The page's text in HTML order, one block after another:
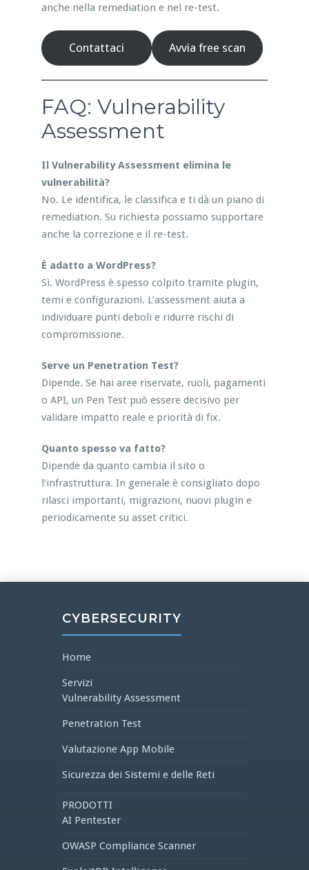
anche nella remediation e nel re-test.
Contattaci Avvia free scan
FAQ: Vulnerability
Assessment
Il Vulnerability Assessment elimina le
vulnerabilità?
No. Le identifica, le classifica e ti dà un piano di
remediation. Su richiesta possiamo supportare
anche la correzione e il re-test.
È adatto a WordPress?
Sì. WordPress è spesso colpito tramite plugin,
temi e configurazioni. L’assessment aiuta a
individuare punti deboli e ridurre rischi di
compromissione.
Serve un Penetration Test?
Dipende. Se hai aree riservate, ruoli, pagamenti
o API, un Pen Test può essere decisivo per
validare impatto reale e priorità di fix.
Quanto spesso va fatto?
Dipende da quanto cambia il sito o
l’infrastruttura. In generale è consigliato dopo
rilasci importanti, migrazioni, nuovi plugin e
periodicamente su asset critici.
CYBERSECURITY
Home
Servizi
Vulnerability Assessment
Penetration Test
Valutazione App Mobile
Sicurezza dei Sistemi e delle Reti
PRODOTTI
AI Pentester
OWASP Compliance Scanner